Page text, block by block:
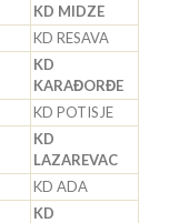
KD MIDZE
KD RESAVA
KD
KARAĐORĐE
KD POTISJE
KD
LAZAREVAC
KD ADA
KD